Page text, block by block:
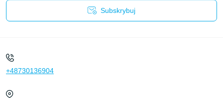
Subskrybuj
+48730136904